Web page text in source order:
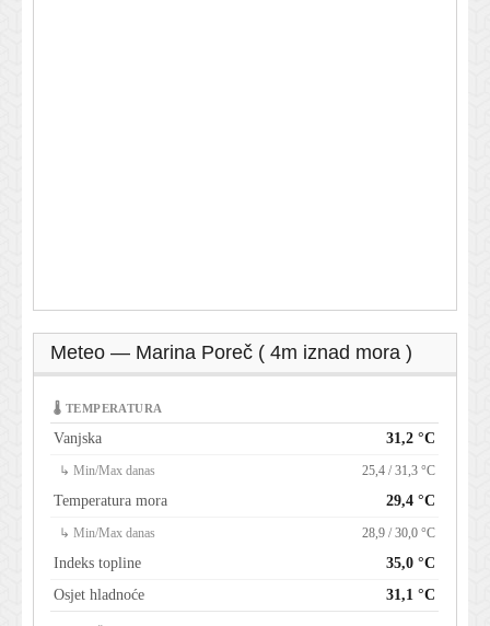
Meteo — Marina Poreč ( 4m iznad mora )
🌡 TEMPERATURA
Vanjska 31,2 °C
↳ Min/Max danas 25,4 / 31,3 °C
Temperatura mora 29,4 °C
↳ Min/Max danas 28,9 / 30,0 °C
Indeks topline
35,0 °C
Osjet hladnoće
31,1 °C